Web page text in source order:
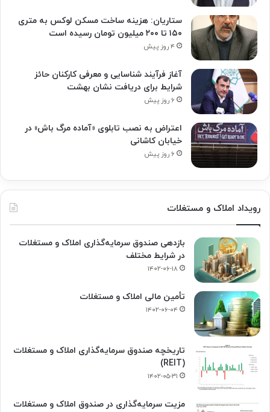
ستاریان: هزینه ساخت مسکن لوکس به متری
۱۵۰ تا ۲۰۰ میلیون تومان رسیده است
۴ روز پیش
آغاز فرآیند شناسایی و معرفی کارکنان حائز
شرایط برای دریافت نشان بهشت
۶ روز پیش
اعتراض به نصب تابلوی «آماده مرگ باش» در
خیابان کاشانی
۶ روز پیش
رویداد املاک و مستغلات
بازدهی صندوق سرمایه‌گذاری املاک و مستغلات
در شرایط مختلف
۱۴۰۲-۰۶-۱۸
تأمین مالی املاک و مستغلات
۱۴۰۲-۰۶-۰۴
تاریخچه صندوق سرمایه‌گذاری املاک و مستغلات
(REIT)
۱۴۰۲-۰۵-۳۱
مزیت سرمایه‌گذاری در صندوق املاک و مستغلات